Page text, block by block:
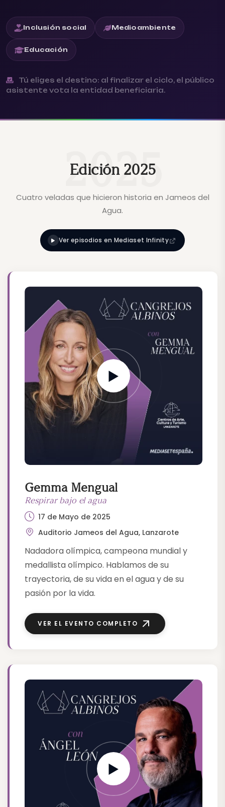
Inclusión social Medioambiente
Educación
Tú eliges el destino: al finalizar el ciclo, el público
asistente vota la entidad beneficiaria.
Edición 2025
Cuatro veladas que hicieron historia en Jameos del
Agua.
Ver episodios en Mediaset Infinity
Gemma Mengual
Respirar bajo el agua
17 de Mayo de 2025
Auditorio Jameos del Agua, Lanzarote
Nadadora olímpica, campeona mundial y
medallista olímpico. Hablamos de su
trayectoria, de su vida en el agua y de su
pasión por la vida.
VER EL EVENTO COMPLETO